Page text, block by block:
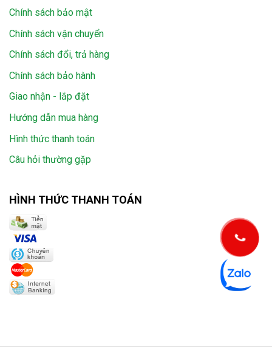
Chính sách bảo mật
Chính sách vận chuyển
Chính sách đổi, trả hàng
Chính sách bảo hành
Giao nhận - lắp đặt
Hướng dẫn mua hàng
Hình thức thanh toán
Câu hỏi thường gặp
HÌNH THỨC THANH TOÁN